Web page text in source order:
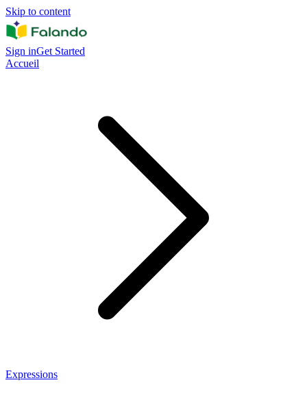
Skip to content
Sign inGet Started
Accueil
Expressions